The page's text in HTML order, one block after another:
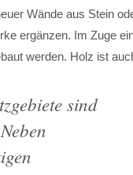
Wände aus Stein
ergänzen. Im Zuge
werden. Holz ist
sind